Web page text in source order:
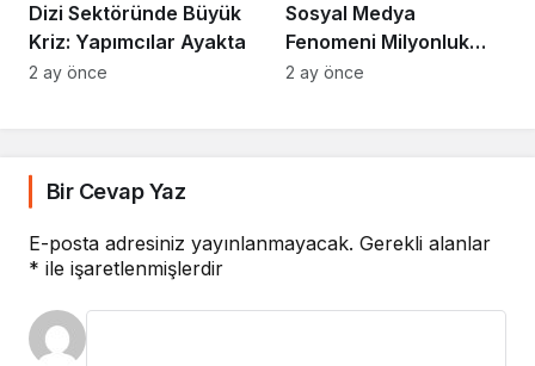
Dizi Sektöründe Büyük
Kriz: Yapımcılar Ayakta
2 ay önce
Sosyal Medya
Fenomeni Milyonluk
Anlaşma İmzaladı
2 ay önce
Bir Cevap Yaz
E-posta adresiniz yayınlanmayacak. Gerekli alanlar
* ile işaretlenmişlerdir